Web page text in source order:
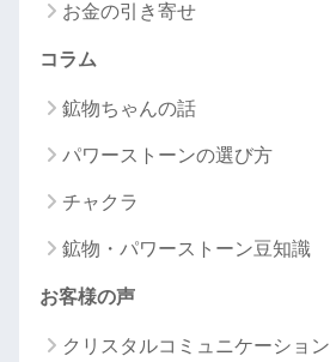
お金の引き寄せ
コラム
鉱物ちゃんの話
パワーストーンの選び方
チャクラ
鉱物・パワーストーン豆知識
お客様の声
クリスタルコミュニケーション